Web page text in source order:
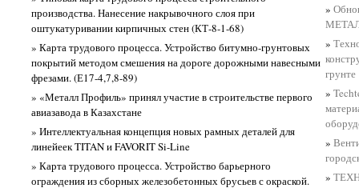
производства. Нанесение накрывочного слоя при
оштукатуривании кирпичных стен (КТ-8-1-68)
» Карта трудового процесса. Устройство битумно-грунтовых
покрытий методом смешения на дороге дорожными навесными
фрезами. (Е17-4,7,8-89)
» «Металл Профиль» принял участие в строительстве первого
авиазавода в Казахстане
» Интеллектуальная концепция новых рамных деталей для
линейеек TITAN и FAVORIT Si-Line
» Карта трудового процесса. Устройство барьерного
ограждения из сборных железобетонных брусьев с окраской.
»
»
грунте
»
»
»